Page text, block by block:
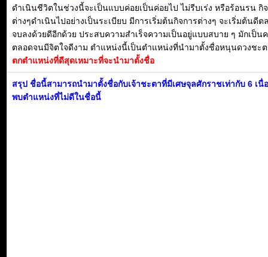
ดำเนินชีวิตในช่วงนี้จะเป็นแบบค่อยเป็นค่อยไป ไม่รีบเร่ง หรือร้อนรน กิ
ต่างๆดำเนินไปอย่างเป็นระเบียบ มีการเริ่มต้นกิจการต่างๆ จะเริ่มต้นดีต
จบลงด้วยดีอีกด้วย ประสบความสำเร็จความเป็นอยู่แบบสบาย ๆ มักเป็น
ตลอดจนมีจิตใจดีงาม ตำแหน่งนี้เป็นตำแหน่งที่นำมาตั้งชื่อหนุนดวงชะ
ตกตำแหน่งที่ดีสุดเหมาะที่จะนำมาตั้งชื่อ
สรุป ชื่อนี้สามารถนำมาตั้งชื่อกับเจ้าชะตาที่มีเศษจุลศักราชเท่ากับ 6 เนื่
พบตำแหน่งที่ไม่ดีในชื่อนี้